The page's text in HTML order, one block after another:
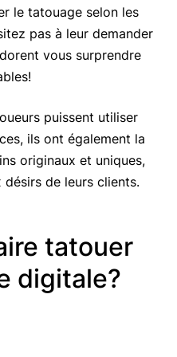
le tatouage selon les
pas à leur demander
vous surprendre
puissent utiliser
ils ont également la
originaux et uniques,
de leurs clients.
tatouer
digitale?